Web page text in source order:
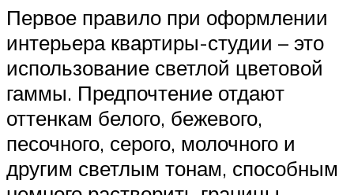
Первое правило при оформлении
интерьера квартиры-студии – это
использование светлой цветовой
гаммы. Предпочтение отдают
оттенкам белого, бежевого,
песочного, серого, молочного и
другим светлым тонам, способным